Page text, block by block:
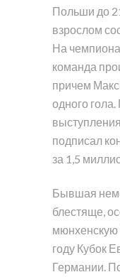
Польши до
взрослом
На
команда
причем
одного
подписал
за 1,5
Бывшая
блестяще,
мюнхенскую
году Кубок
Германии.